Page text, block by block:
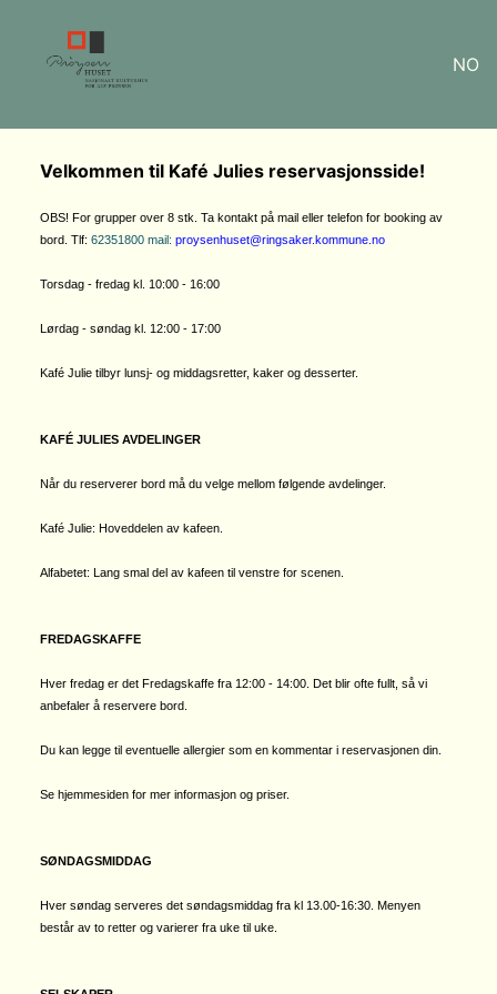
NO
Velkommen til Kafé Julies reservasjonsside!
OBS! For grupper over 8 stk. Ta kontakt på mail eller telefon for booking av
bord. Tlf: 62351800 mail: proysenhuset@ringsaker.kommune.no
Torsdag - fredag kl. 10:00 - 16:00
Lørdag - søndag kl. 12:00 - 17:00
Kafé Julie tilbyr lunsj- og middagsretter, kaker og desserter.
KAFÉ JULIES AVDELINGER
Når du reserverer bord må du velge mellom følgende avdelinger.
Kafé Julie: Hoveddelen av kafeen.
Alfabetet: Lang smal del av kafeen til venstre for scenen.
FREDAGSKAFFE
Hver fredag er det Fredagskaffe fra 12:00 - 14:00. Det blir ofte fullt, så vi
anbefaler å reservere bord.
Du kan legge til eventuelle allergier som en kommentar i reservasjonen din.
Se hjemmesiden for mer informasjon og priser.
SØNDAGSMIDDAG
Hver søndag serveres det søndagsmiddag fra kl 13.00-16:30. Menyen
består av to retter og varierer fra uke til uke.